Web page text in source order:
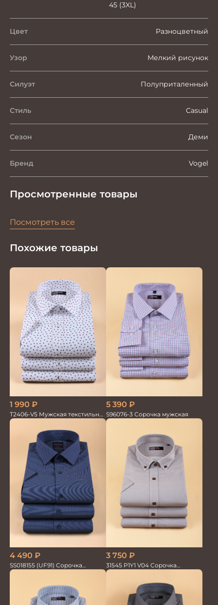
45 (3XL)
Цвет Разноцветный
Узор Мелкий рисунок
Силуэт Полуприталенный
Стиль Casual
Сезон Деми
Бренд Vogel
Просмотренные товары
Посмотреть все
Похожие товары
1 990 ₽
T2406-V5 Мужская текстильная
рубашка / Сорочка
5 390 ₽
S96076-3 Сорочка мужская
4 490 ₽
SS018155 (UF91) Сорочка
мужская GROSTYLE TRENDY
3 750 ₽
31545 P1Y1 V04 Сорочка
мужская